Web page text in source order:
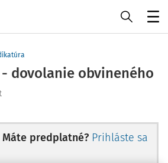
- dovolanie obvineného
Máte predplatné? Prihláste sa